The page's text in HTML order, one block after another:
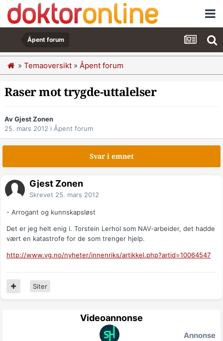
Åpent forum
» Temaoversikt » Åpent forum
Raser mot trygde-uttalelser
Av Gjest Zonen
25. mars 2012 i Åpent forum
Svar i emnet
Gjest Zonen
Skrevet 25. mars 2012
- Arrogant og kunnskapsløst
Det er jeg helt enig i. Torstein Lerhol som NAV-arbeider, det hadde
vært en katastrofe for de som trenger hjelp.
http://www.vg.no/nyheter/innenriks/artikkel.php?artid=10064547
Siter
Videoannonse
Annonse